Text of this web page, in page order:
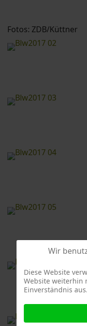
Fotos: ZDB/Küttner
Wir
Diese Website
Website weiterhin
Einverständnis aus.